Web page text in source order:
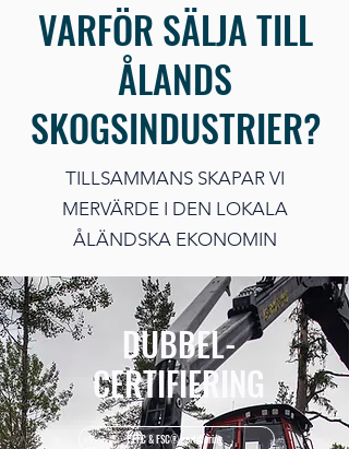
VARFÖR SÄLJA TILL
ÅLANDS
SKOGSINDUSTRIER?
TILLSAMMANS SKAPAR VI
MERVÄRDE I DEN LOKALA
ÅLÄNDSKA EKONOMIN
DUBBEL-
CERTIFIERING
PEFC & FSC® certifiering